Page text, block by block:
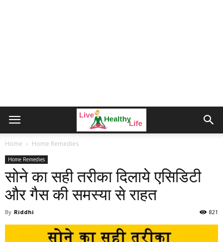
Home Home Remedies
Home Remedies
सोने का सही तरीका दिलाये एसिडिटी
और गैस की समस्या से राहत
By Riddhi 821